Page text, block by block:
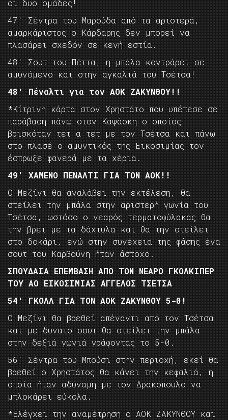
οι δυο ομάδες!
47′ Σέντρα του Μαρούδα από τα αριστερά,
αμαρκάριστος ο Κάρδαρης δεν μπορεί να
πλασάρει σχεδόν σε κενή εστία.
48′ Σουτ του Πέττα, η μπάλα κοντράρει σε
αμυνόμενο και στην αγκαλιά του Τσέτσα!
48′ Πέναλτι για τον ΑΟΚ ΖΑΚΥΝΘΟΥ!!
*Κίτρινη κάρτα στον Χρηστάτο που υπέπεσε σε
παράβαση πάνω στον Καψάσκη ο οποίος
βρισκόταν τετ α τετ με τον Τσέτσα και πάνω
στο πλασέ ο αμυντικός της Εικοσιμίας τον
έσπρωξε φανερά με τα χέρια.
49′ ΧΑΜΕΝΟ ΠΕΝΑΛΤΙ ΓΙΑ ΤΟΝ ΑΟΚ!!
Ο Μεζίνι θα αναλάβει την εκτέλεση, θα
στείλει την μπάλα στην αριστερή γωνία του
Τσέτσα, ωστόσο ο νεαρός τερματοφύλακας θα
την βρει με τα δάχτυλα και θα την στείλει
στο δοκάρι, ενώ στην συνέχεια της φάσης ένα
σουτ του Καρβούνη ήταν άστοχο.
ΣΠΟΥΔΑΙΑ ΕΠΕΜΒΑΣΗ ΑΠΟ ΤΟΝ ΝΕΑΡΟ ΓΚΟΛΚΙΠΕΡ
ΤΟΥ ΑΟ ΕΙΚΟΣΙΜΙΑΣ ΑΓΓΕΛΟΣ ΤΣΕΤΣΑ
54′ ΓΚΟΛΛ ΓΙΑ ΤΟΝ ΑΟΚ ΖΑΚΥΝΘΟΥ 5-0!
Ο Μεζίνι θα βρεθεί απέναντι από τον Τσέτσα
και με δυνατό σουτ θα στείλει την μπάλα
στην δεξιά γωνιά γράφοντας το 5-0.
56′ Σέντρα του Μπούσι στην περιοχή, εκεί θα
βρεθεί ο Χρηστάτος θα κάνει την κεφαλιά, η
οποία ήταν αδύναμη με τον Δρακόπουλο να
μπλοκάρει εύκολα.
*Ελέγχει την αναμέτρηση ο ΑΟΚ ΖΑΚΥΝΘΟΥ και